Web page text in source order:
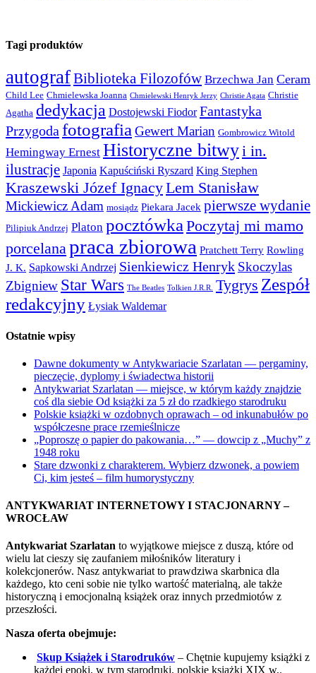
Tagi produktów
autografBiblioteka Filozofów Brzechwa Jan Ceram
Child Lee Chmielewska Joanna Chmielewski Henryk Jerzy Christie Agata Christie
Agatha dedykacja Dostojewski Fiodor Fantastyka
Przygoda fotografia Gewert Marian Gombrowicz Witold
Hemingway Ernest Historyczne bitwyi in.
ilustracje Japonia Kapuściński Ryszard King Stephen
Kraszewski Józef IgnacyLem Stanisław
Mickiewicz Adam mosiądz Piekara Jacek pierwsze wydanie
Pilipiuk Andrzej Platon pocztówka Poczytaj mi mamo
porcelanapraca zbiorowa Pratchett Terry Rowling
J. K. Sapkowski Andrzej Sienkiewicz Henryk Skoczylas
Zbigniew Star Wars The Beatles Tolkien J.R.R. Tygrys Zespół
redakcyjny Łysiak Waldemar
Ostatnie wpisy
Dawne dokumenty w Antykwariacie Szarlatan — pergaminy,
pieczęcie, dyplomy i świadectwa historii
Antykwariat Szarlatan — miejsce, w którym każdy znajdzie
coś dla siebie Od książki za 5 zł do rzadkiego starodruku
Polskie książki w ozdobnych oprawach – od inkunabułów po
współczesne prace rzemieślnicze
„Poproszę o papier do pakowania…” — dowcip z „Muchy” z
1948 roku
Stare dzwonki z charakterem. Wybierz dzwonek, a powiem
Ci, kim jesteś – film humorystyczny
ANTYKWARIAT INTERNETOWY I STACJONARNY –
WROCŁAW
Antykwariat Szarlatan to wyjątkowe miejsce z duszą, które od
wielu lat cieszy się zaufaniem miłośników literatury i
kolekcjonerów. Nasz antykwariat to prawdziwa skarbnica dla
każdego, kto ceni sobie nie tylko wartość materialną, ale także
historyczną i emocjonalną książek oraz innych przedmiotów z
przeszłości.
Nasza oferta obejmuje:
Skup Książek i Starodruków – Chętnie kupujemy książki z
każdej epoki, w tym starodruki, polskie książki XIX w,.